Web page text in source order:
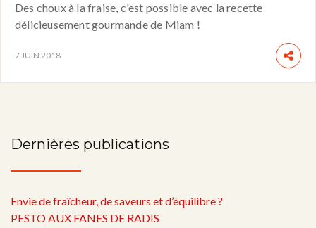
Des choux à la fraise, c'est possible avec la recette
délicieusement gourmande de Miam !
7 JUIN 2018
Dernières publications
Envie de fraîcheur, de saveurs et d’équilibre ?
PESTO AUX FANES DE RADIS